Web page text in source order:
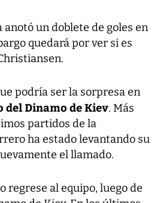
un doblete de goles en
quedará por ver si es
podría ser la sorpresa en
del Dinamo de Kiev. Más
partidos de la
ha estado levantando su
el llamado.
regrese al equipo, luego de